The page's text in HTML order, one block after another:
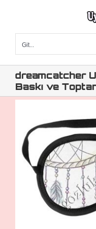
Git...
dreamcatcher
Baskı ve